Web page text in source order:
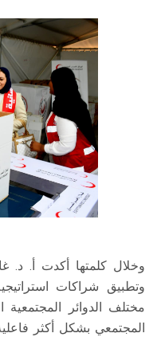
وخلال كلمتها أكدت أ.
وتطبيق شراكات
مختلف الدوائر
المجتمعي بشكل أكثر